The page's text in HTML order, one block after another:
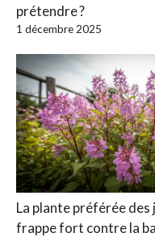
prétendre ?
1 décembre 2025
La plante préférée
frappe fort contre la